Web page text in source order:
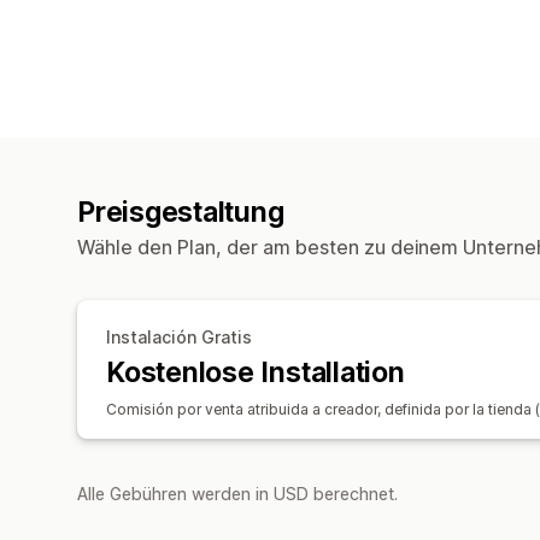
Preisgestaltung
Wähle den Plan, der am besten zu deinem
Instalación Gratis
Kostenlose Installation
Comisión por venta atribuida a creador, definida por la tienda
Alle Gebühren werden in USD berechnet.